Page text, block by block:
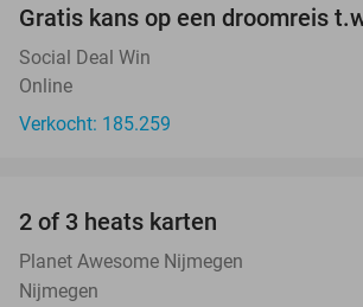
Gratis kans op een droomreis
Social Deal Win
Online
Verkocht: 185.259
2 of 3 heats karten
Planet Awesome Nijmegen
Nijmegen